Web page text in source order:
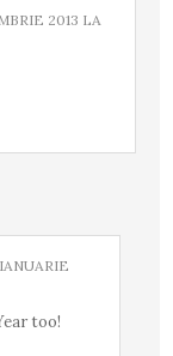
2013 LA
too!